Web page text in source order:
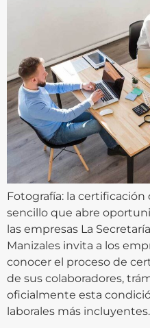
Fotografía: la
sencillo que abre
las empresas La
Manizales invita a los
conocer el proceso de
de sus colaboradores,
oficialmente esta
laborales más